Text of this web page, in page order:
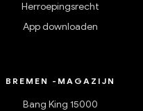
Herroepingsrecht
App downloaden
BREMEN -MAGAZIJN
Bang King 15000